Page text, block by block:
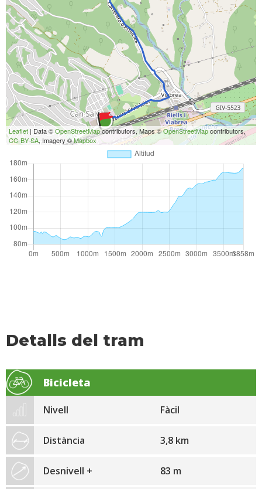
Leaflet | Data ©OpenStreetMapcontributors, Maps ©OpenStreetMapcontributors,
CC-BY-SA, Imagery ©Mapbox
Detalls del tram
Bicicleta
Nivell Fàcil
Distància 3,8 km
Desnivell + 83 m